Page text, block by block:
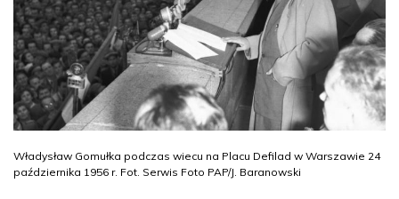
Władysław Gomułka podczas wiecu na Placu Defilad w Warszawie 24
października 1956 r. Fot. Serwis Foto PAP/J. Baranowski